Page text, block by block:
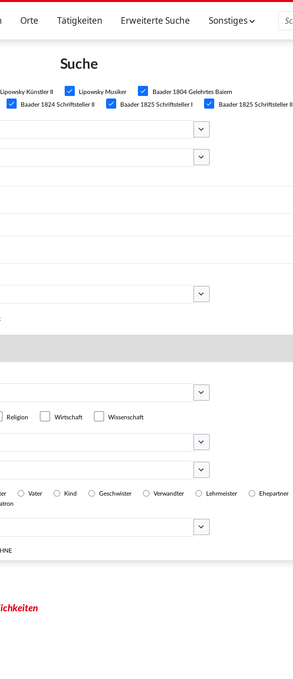
Orte Tätigkeiten Erweiterte Suche Sonstiges
Suche
Lipowsky Künstler II Lipowsky Musiker Baader 1804 Gelehrtes Baiern
Baader 1824 Schriftsteller II Baader 1825 Schriftsteller I Baader 1825 Schriftsteller II
Optionen umschalten
Optionen umschalten
Optionen umschalten
Optionen umschalten
Religion Wirtschaft Wissenschaft
Optionen umschalten
Optionen umschalten
Vater Kind Geschwister Verwandter Lehrmeister
Ehepartner
Optionen umschalten